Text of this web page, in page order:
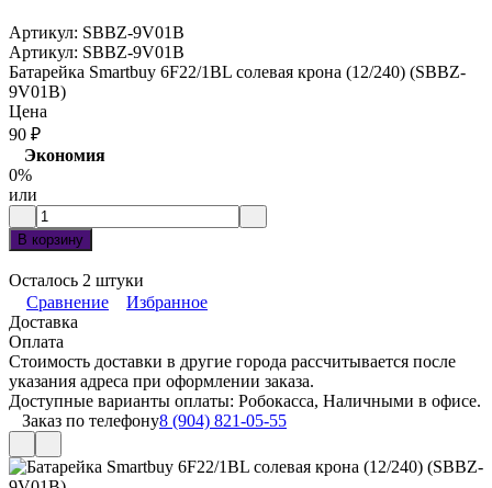
Артикул: SBBZ-9V01B
Артикул: SBBZ-9V01B
Батарейка Smartbuy 6F22/1BL солевая крона (12/240) (SBBZ-
9V01B)
Цена
90 ₽
Экономия
0%
или
В корзину
Осталось 2 штуки
Сравнение
Избранное
Доставка
Оплата
Стоимость доставки в другие города рассчитывается после
указания адреса при оформлении заказа.
Доступные варианты оплаты: Робокасса, Наличными в офисе.
Заказ по телефону8 (904) 821-05-55